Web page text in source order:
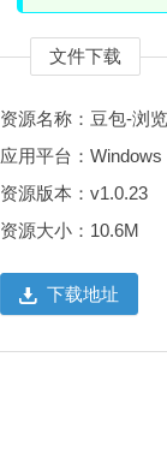
文件下载
资源名称：豆包-浏
应用平台：Windows
资源版本：v1.0.23
资源大小：10.6M
下载地址